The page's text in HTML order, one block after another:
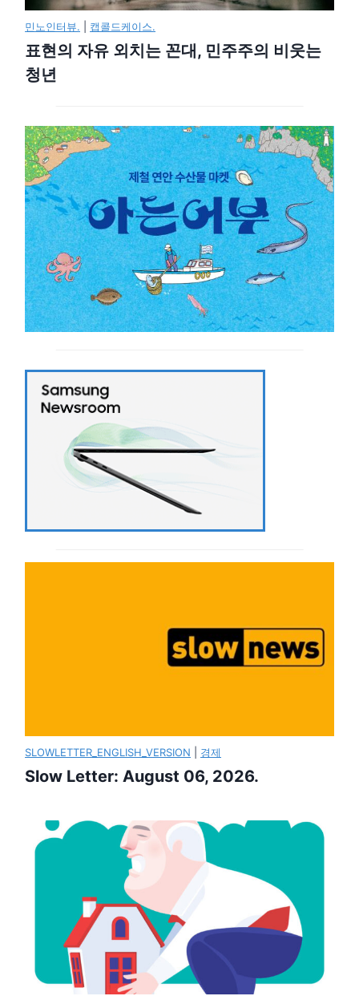
민노인터뷰. 캡콜드케이스.
표현의 자유 외치는 꼰대, 민주주의 비웃는
청년
SLOWLETTER_ENGLISH_VERSION 경제
Slow Letter: August 06, 2026.